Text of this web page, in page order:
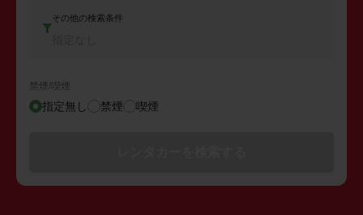
その他の検索条件
禁煙/喫煙
指定無し 禁煙 喫煙